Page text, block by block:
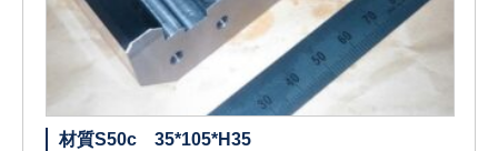
材質S50c 35*105*H35